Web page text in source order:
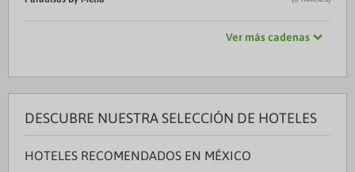
Ver más cadenas
DESCUBRE NUESTRA SELECCIÓN DE HOTELES
HOTELES RECOMENDADOS EN MÉXICO